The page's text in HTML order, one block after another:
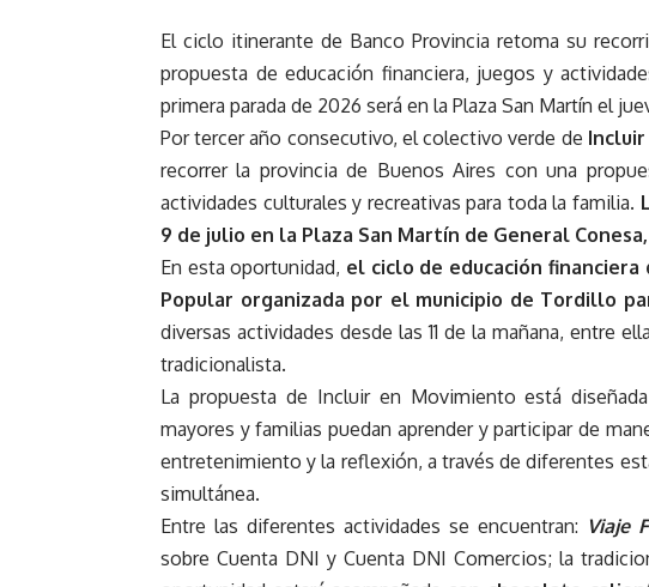
El ciclo itinerante de Banco Provincia retoma su
propuesta de educación financiera, juegos y
primera parada de 2026 será en la Plaza San Martín el
Por tercer año consecutivo, el colectivo verde de
recorrer la provincia de Buenos Aires con una
actividades culturales y recreativas para toda la familia.
9 de julio en la Plaza San Martín de General
En esta oportunidad, el ciclo de educación financiera
Popular organizada por el municipio de Tordillo
diversas actividades desde las 11 de la mañana, entre
tradicionalista.
La propuesta de Incluir en Movimiento está
mayores y familias puedan aprender y participar de
entretenimiento y la reflexión, a través de diferentes
simultánea.
Entre las diferentes actividades se encuentran: Viaje
sobre Cuenta DNI y Cuenta DNI Comercios; la